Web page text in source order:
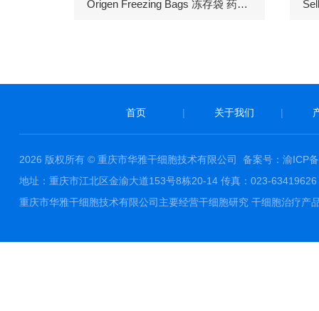
Origen Freezing Bags 冻存袋 药包材
首页 | 关于我们 |
2026 版权所有 © 重庆市华雅干细胞技术有限公司 备案号：渝ICP
地址：重庆市江北区金渝大道153号8栋20-14 传真：023-
重庆市华雅干细胞技术有限公司主要经营干细胞研究 干细胞治疗产